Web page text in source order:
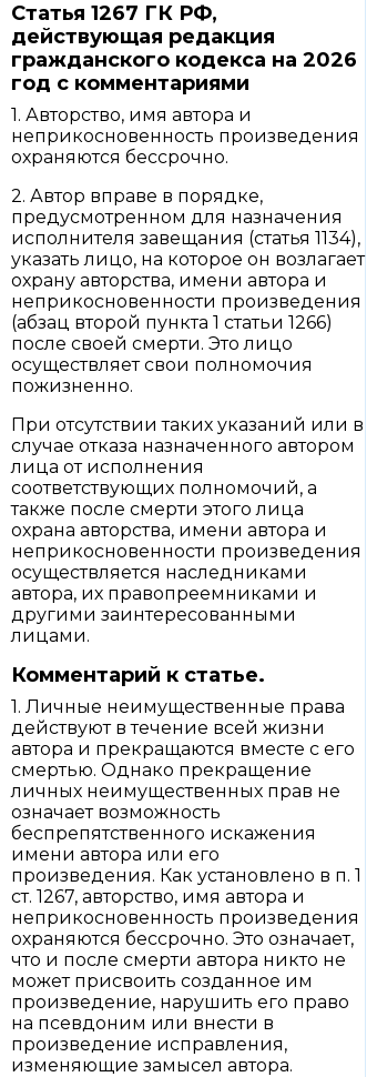
Статья 1267 ГК РФ,
действующая редакция
гражданского кодекса на 2026
год с комментариями
1. Авторство, имя автора и
неприкосновенность произведения
охраняются бессрочно.
2. Автор вправе в порядке,
предусмотренном для назначения
исполнителя завещания (статья 1134),
указать лицо, на которое он возлагает
охрану авторства, имени автора и
неприкосновенности произведения
(абзац второй пункта 1 статьи 1266)
после своей смерти. Это лицо
осуществляет свои полномочия
пожизненно.
При отсутствии таких указаний или в
случае отказа назначенного автором
лица от исполнения
соответствующих полномочий, а
также после смерти этого лица
охрана авторства, имени автора и
неприкосновенности произведения
осуществляется наследниками
автора, их правопреемниками и
другими заинтересованными
лицами.
Комментарий к статье.
1. Личные неимущественные права
действуют в течение всей жизни
автора и прекращаются вместе с его
смертью. Однако прекращение
личных неимущественных прав не
означает возможность
беспрепятственного искажения
имени автора или его
произведения. Как установлено в п. 1
ст. 1267, авторство, имя автора и
неприкосновенность произведения
охраняются бессрочно. Это означает,
что и после смерти автора никто не
может присвоить созданное им
произведение, нарушить его право
на псевдоним или внести в
произведение исправления,
изменяющие замысел автора.